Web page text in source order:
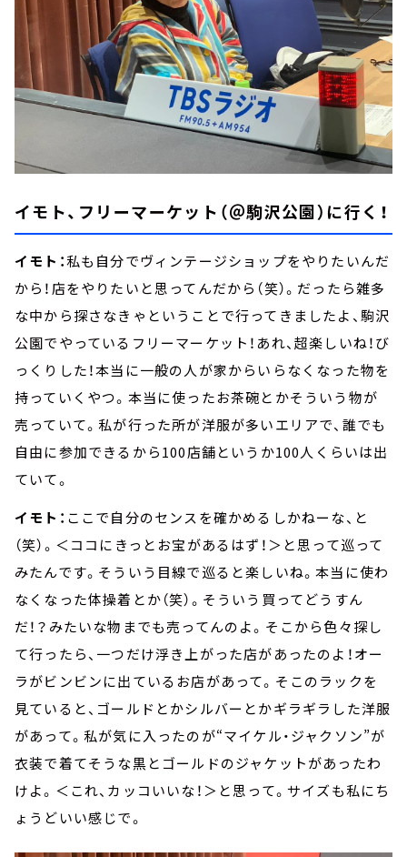
イモト、フリーマーケット（＠駒沢公園）に行く！
イモト：私も自分でヴィンテージショップをやりたいんだ
から！店をやりたいと思ってんだから（笑）。だったら雑多
な中から探さなきゃということで行ってきましたよ、駒沢
公園でやっているフリーマーケット！あれ、超楽しいね！び
っくりした！本当に一般の人が家からいらなくなった物を
持っていくやつ。本当に使ったお茶碗とかそういう物が
売っていて。私が行った所が洋服が多いエリアで、誰でも
自由に参加できるから100店舗というか100人くらいは出
ていて。
イモト： ここで自分のセンスを確かめるしかねーな、と
（笑）。＜ココにきっとお宝があるはず！＞と思って巡って
みたんです。そういう目線で巡ると楽しいね。本当に使わ
なくなった体操着とか（笑）。そういう買ってどうすん
だ！？みたいな物までも売ってんのよ。そこから色々探し
て行ったら、一つだけ浮き上がった店があったのよ！オー
ラがビンビンに出ているお店があって。そこのラックを
見ていると、ゴールドとかシルバーとかギラギラした洋服
があって。私が気に入ったのが“マイケル・ジャクソン”が
衣装で着てそうな黒とゴールドのジャケットがあったわ
けよ。＜これ、カッコいいな！＞と思って。サイズも私にち
ょうどいい感じで。